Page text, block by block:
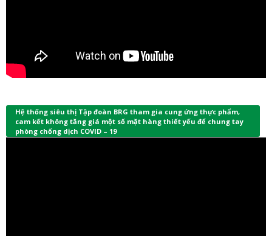
Hệ thống siêu thị Tập đoàn BRG tham gia cung ứng thực phẩm,
cam kết không tăng giá một số mặt hàng thiết yếu để chung tay
phòng chống dịch COVID – 19